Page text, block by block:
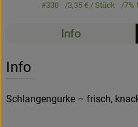
So geht’s
Service
#330 3,35 €/ Stück 7%
Info
Info
Schlangengurke – frisch,